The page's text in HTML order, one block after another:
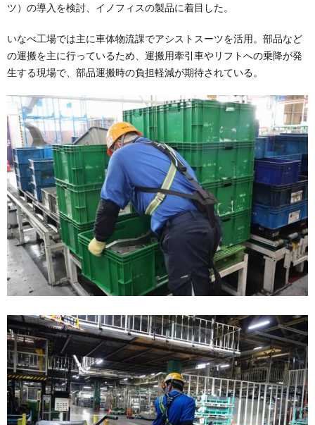
ツ）の導入を検討、イノフィスの製品に着目した。
いなべ工場では主に車体物流課でアシストスーツを活用。部品など
の運搬を主に行っているため、運搬用牽引車やリフトへの乗降が発
生する現場で、部品運搬時の負担軽減が期待されている。